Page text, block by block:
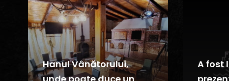
Hanul Vânătorului,
A fost